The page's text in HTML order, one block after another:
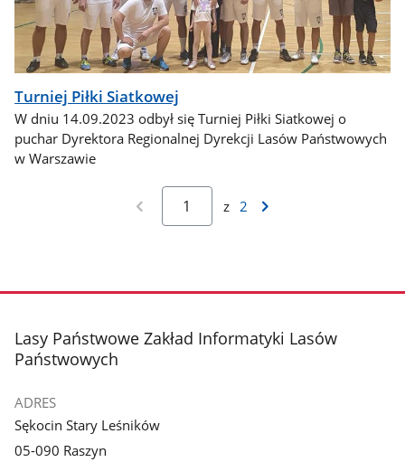
Turniej Piłki Siatkowej
W dniu 14.09.2023 odbył się Turniej Piłki Siatkowej o
puchar Dyrektora Regionalnej Dyrekcji Lasów Państwowych
w Warszawie
z 2
stopka
Lasy Państwowe Zakład Informatyki Lasów
Państwowych
ADRES
Sękocin Stary Leśników
05-090 Raszyn